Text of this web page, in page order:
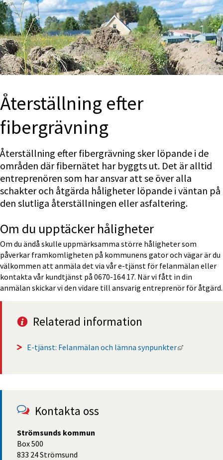
Återställning efter
fibergrävning
Återställning efter fibergrävning sker löpande i de
områden där fibernätet har byggts ut. Det är alltid
entreprenören som har ansvar att se över alla
schakter och åtgärda håligheter löpande i väntan på
den slutliga återställningen eller asfaltering.
Om du upptäcker håligheter
Om du ändå skulle uppmärksamma större håligheter som
påverkar framkomligheten på kommunens gator och vägar är du
välkommen att anmäla det via vår e-tjänst för felanmälan eller
kontakta vår kundtjänst på 0670-164 17. När vi fått in din
anmälan skickar vi den vidare till ansvarig entreprenör för åtgärd.
Relaterad information
E-tjänst: Felanmälan och lämna synpunkter Länk till
Kontakta oss
Strömsunds kommun
Box 500
833 24 Strömsund